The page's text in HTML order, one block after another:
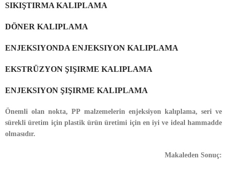
SIKIŞTIRMA KALIPLAMA
DÖNER KALIPLAMA
ENJEKSIYONDA ENJEKSIYON KALIPLAMA
EKSTRÜZYON ŞIŞIRME KALIPLAMA
ENJEKSIYON ŞIŞIRME KALIPLAMA
Önemli olan nokta, PP malzemelerin enjeksiyon kalıplama, seri ve
sürekli üretim için plastik ürün üretimi için en iyi ve ideal hammadde
olmasıdır.
Makaleden Sonuç: